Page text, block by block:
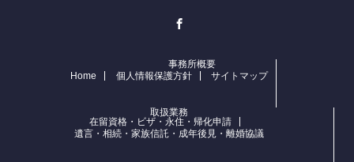
Home
事務所概要
個人情報保護方針
サイトマップ
取扱業務
在留資格・ビザ・永住・帰化申請
遺言・相続・家族信託・成年後見・離婚協議